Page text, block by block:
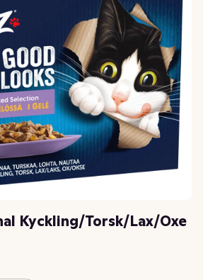
Kyckling/Torsk/Lax/Oxe